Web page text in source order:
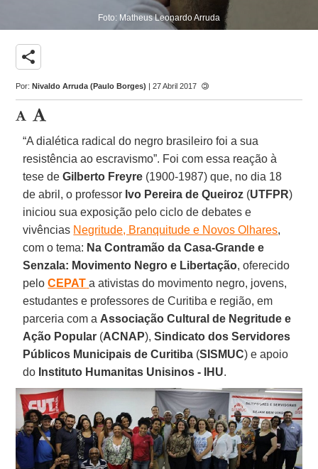
Foto: Matheus Leonardo Arruda
share
Por:Nivaldo Arruda (Paulo Borges) | 27 Abril 2017
“A dialética radical do negro brasileiro foi a sua
resistência ao escravismo”. Foi com essa reação à
tese deGilberto Freyre (1900-1987) que, no dia 18
de abril, o professor Ivo Pereira de Queiroz (UTFPR)
iniciou sua exposição pelo ciclo de debates e
vivências Negritude, Branquitude e Novos Olhares,
com o tema: Na Contramão da Casa-Grande e
Senzala: Movimento Negro e Libertação, oferecido
peloCEPAT a ativistas do movimento negro, jovens,
estudantes e professores de Curitiba e região, em
parceria com a Associação Cultural de Negritude e
Ação Popular (ACNAP),Sindicato dos Servidores
Públicos Municipais de Curitiba (SISMUC) e apoio
do Instituto Humanitas Unisinos - IHU.